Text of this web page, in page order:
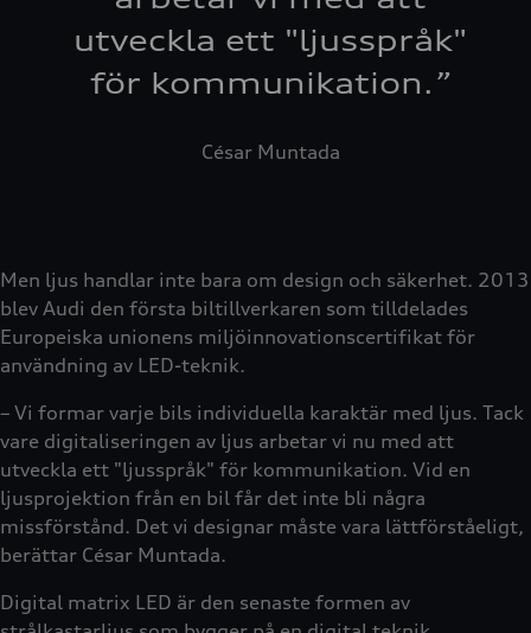
utveckla ett "ljusspråk"
för kommunikation. ”
César Muntada
Men ljus handlar inte bara om design och säkerhet. 2013
blev Audi den första biltillverkaren som tilldelades
Europeiska unionens miljöinnovationscertifikat för
användning av LED-teknik.
– Vi formar varje bils individuella karaktär med ljus. Tack
vare digitaliseringen av ljus arbetar vi nu med att
utveckla ett "ljusspråk" för kommunikation. Vid en
ljusprojektion från en bil får det inte bli några
missförstånd. Det vi designar måste vara lättförståeligt,
berättar César Muntada.
Digital matrix LED är den senaste formen av